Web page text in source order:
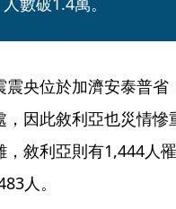
震央位於加濟安泰普
，因此敘利亞也災情慘
，敘利亞則有1,444人
人。